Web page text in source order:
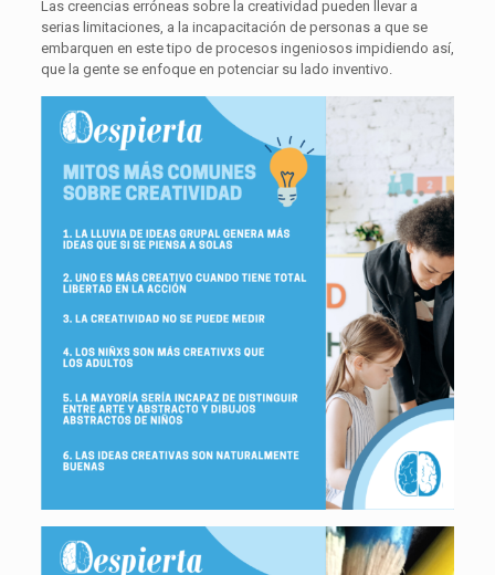
Las creencias erróneas sobre la creatividad pueden llevar a
serias limitaciones, a la incapacitación de personas a que se
embarquen en este tipo de procesos ingeniosos impidiendo así,
que la gente se enfoque en potenciar su lado inventivo.